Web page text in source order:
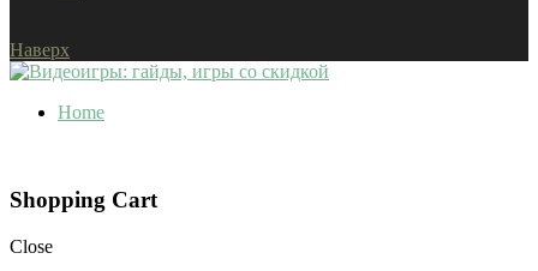
Наверх
Home
Shopping Cart
Close